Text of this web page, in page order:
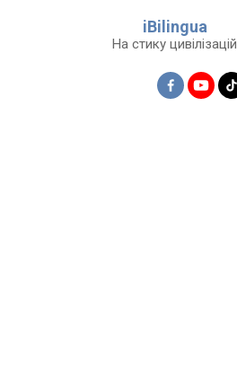
iBilingua
На стику цивілізацій